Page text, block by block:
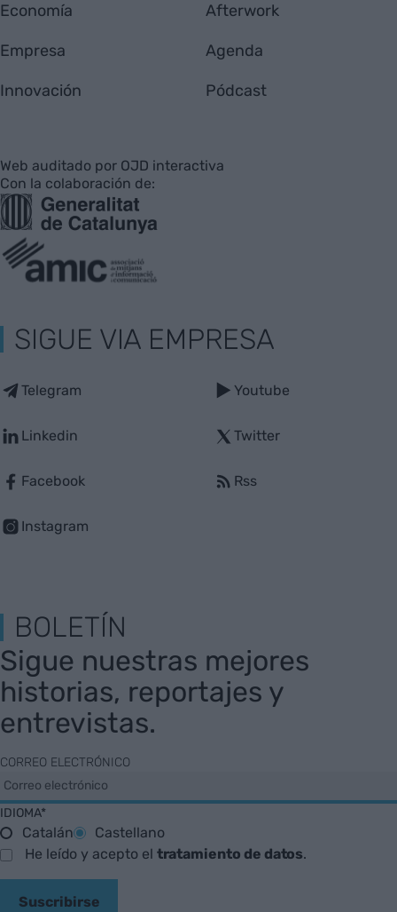
Economía
Empresa
Innovación
Afterwork
Agenda
Pódcast
Web auditado por OJD interactiva
Con la colaboración de:
SIGUE VIA EMPRESA
Telegram
Linkedin
Facebook
Instagram
Youtube
Twitter
Rss
BOLETÍN
Sigue nuestras mejores
historias, reportajes y
entrevistas.
CORREO ELECTRÓNICO
IDIOMA*
Catalán
Castellano
He leído y acepto el tratamiento de datos.
Suscribirse